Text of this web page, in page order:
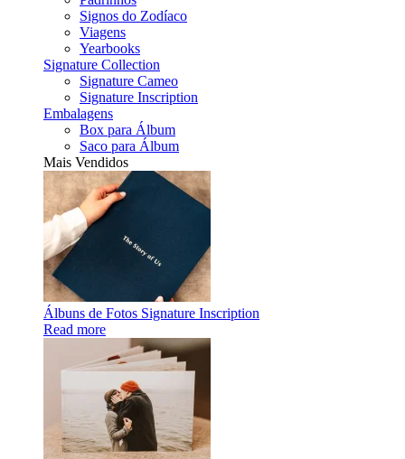
Signos do Zodíaco
Viagens
Yearbooks
Signature Collection
Signature Cameo
Signature Inscription
Embalagens
Box para Álbum
Saco para Álbum
Mais Vendidos
Álbuns de Fotos Signature Inscription
Read more